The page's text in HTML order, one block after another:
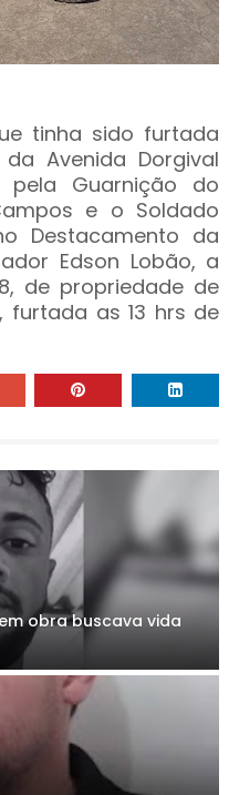
tinha sido furtada
Avenida Dorgival
pela Guarnição do
e o Soldado
Destacamento da
Edson Lobão, a
de propriedade de
furtada as 13 hrs de
obra buscava vida